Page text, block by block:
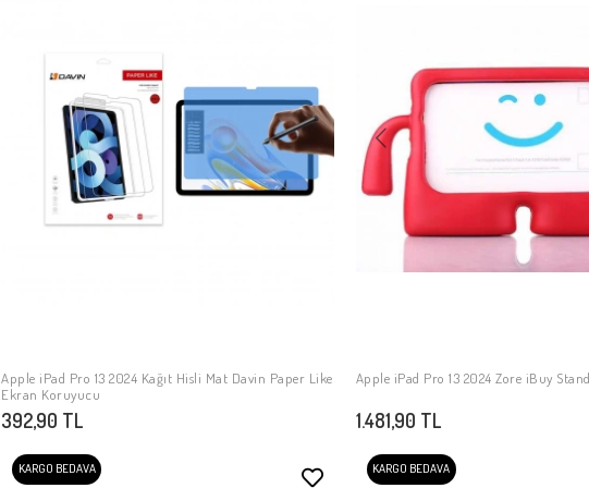
SEPETE EKLE
Apple iPad Pro 13 2024 Kağıt Hisli Mat ​​​​​​​​​​​​​​​Davin Paper Like
Ekran Koruyucu
392,90 TL
SEPETE EKLE
Apple iPad Pro 13 2024 Zore iBuy
1.481,90 TL
KARGO BEDAVA KARGO BEDAVA